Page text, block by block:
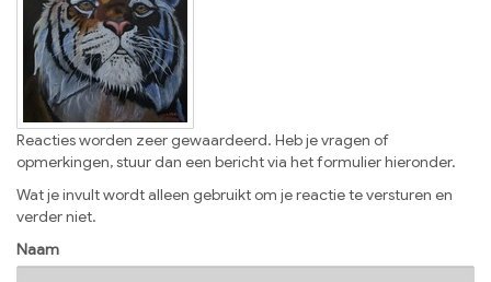
Reacties worden zeer gewaardeerd. Heb je vragen of
opmerkingen, stuur dan een bericht via het formulier hieronder.
Wat je invult wordt alleen gebruikt om je reactie te versturen en
verder niet.
Naam